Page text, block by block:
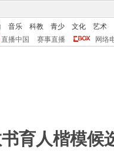
音乐 科教 青少 文化
艺术
直播中国 赛事直播 网络
育人楷模候